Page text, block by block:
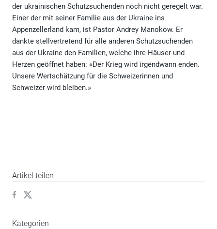
der ukrainischen Schutzsuchenden noch nicht geregelt war.
Einer der mit seiner Familie aus der Ukraine ins
Appenzellerland kam, ist Pastor Andrey Manokow. Er
dankte stellvertretend für alle anderen Schutzsuchenden
aus der Ukraine den Familien, welche ihre Häuser und
Herzen geöffnet haben: «Der Krieg wird irgendwann enden.
Unsere Wertschätzung für die Schweizerinnen und
Schweizer wird bleiben.»
Artikel teilen
Kategorien